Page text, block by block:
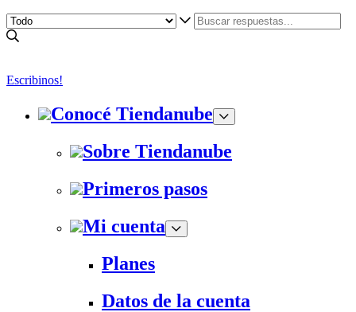
Escribinos!
Conocé Tiendanube
Sobre Tiendanube
Primeros pasos
Mi cuenta
Planes
Datos de la cuenta